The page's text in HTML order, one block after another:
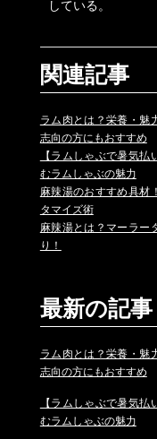
している。
関連記事
ラム肉とは？栄養・魅
志向の方にもおすすめ
【ラムしゃぶで暑気
むラムしゃぶの魅力
麻辣湯のおすすめ具材
タマイズ術
麻辣湯とは？マーラー
り！
最新の記事
ラム肉とは？栄養・魅
志向の方にもおすすめ
【ラムしゃぶで暑気
むラムしゃぶの魅力